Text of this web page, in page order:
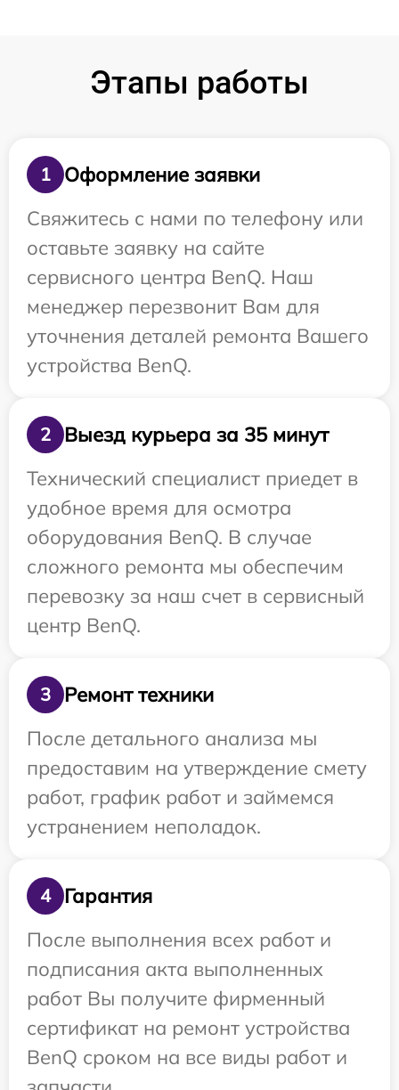
Этапы работы
1
Оформление заявки
Свяжитесь с нами по телефону или
оставьте заявку на сайте
сервисного центра BenQ. Наш
менеджер перезвонит Вам для
уточнения деталей ремонта Вашего
устройства BenQ.
2
Выезд курьера за 35 минут
Технический специалист приедет в
удобное время для осмотра
оборудования BenQ. В случае
сложного ремонта мы обеспечим
перевозку за наш счет в сервисный
центр BenQ.
3
Ремонт техники
После детального анализа мы
предоставим на утверждение смету
работ, график работ и займемся
устранением неполадок.
4
Гарантия
После выполнения всех работ и
подписания акта выполненных
работ Вы получите фирменный
сертификат на ремонт устройства
BenQ сроком на все виды работ и